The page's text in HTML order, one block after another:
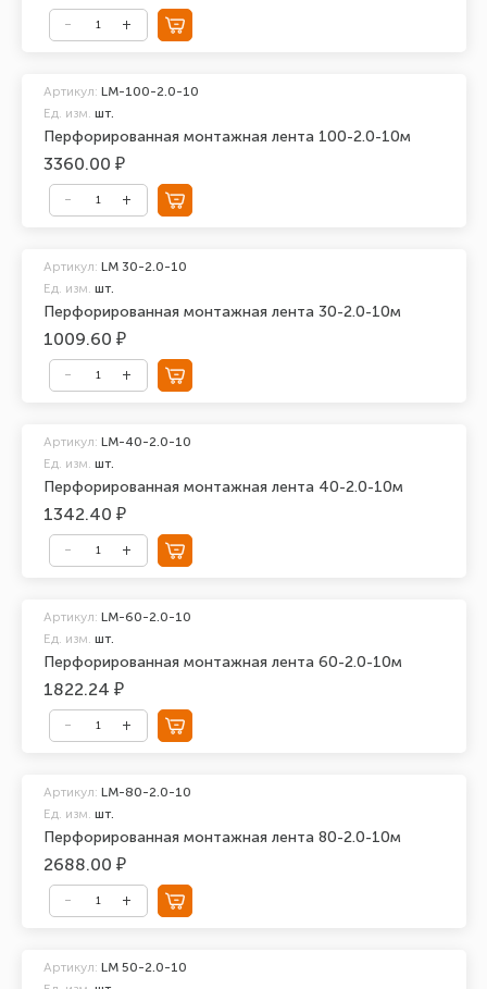
Перфорированная монтажная лента 100-2.0-10м
Артикул: LM-100-2.0-10
Ед. изм. шт.
3360.00 ₽
Перфорированная монтажная лента 30-2.0-10м
Артикул: LM 30-2.0-10
Ед. изм. шт.
1009.60 ₽
Перфорированная монтажная лента 40-2.0-10м
Артикул: LM-40-2.0-10
Ед. изм. шт.
1342.40 ₽
Перфорированная монтажная лента 60-2.0-10м
Артикул: LM-60-2.0-10
Ед. изм. шт.
1822.24 ₽
Перфорированная монтажная лента 80-2.0-10м
Артикул: LM-80-2.0-10
Ед. изм. шт.
2688.00 ₽
Артикул: LM 50-2.0-10